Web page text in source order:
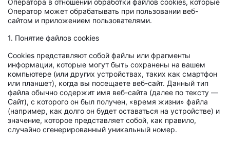
Оператора в отношении обработки файлов cookies, которые
Оператор может обрабатывать при пользовании веб-
сайтом и приложением пользователями.
1. Понятие файлов cookies
Сookies представляют собой файлы или фрагменты
информации, которые могут быть сохранены на вашем
компьютере (или других устройствах, таких как смартфон
или планшет), когда вы посещаете веб-сайт. Данный тип
файла обычно содержит имя веб-сайта (далее по тексту —
Сайт), с которого он был получен, «время жизни» файла
(например, как долго он будет оставаться на устройстве) и
значение, которое представляет собой, как правило,
случайно сгенерированный уникальный номер.